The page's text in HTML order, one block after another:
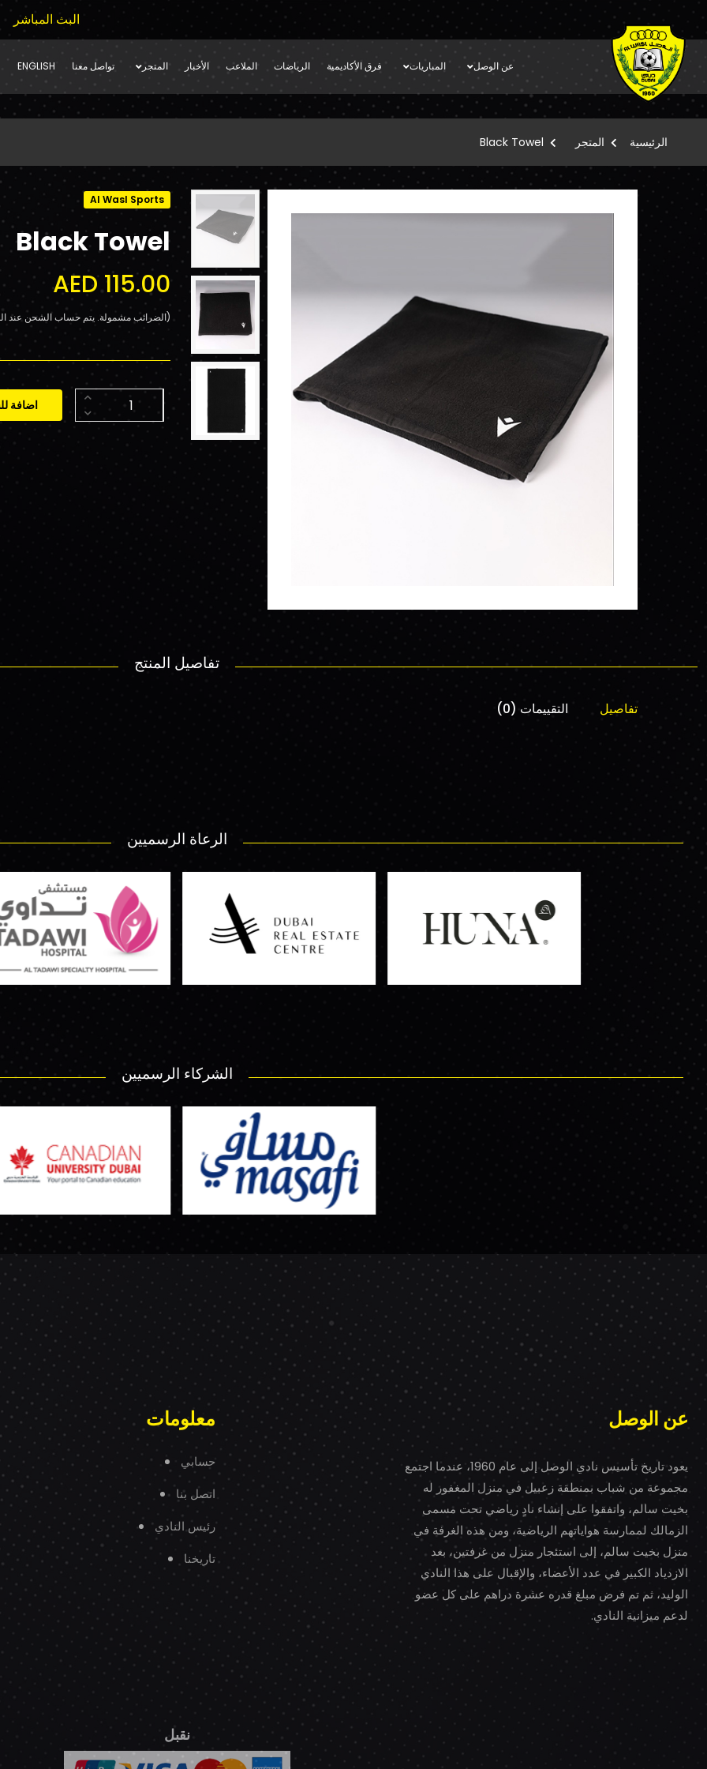
البث المباشر
عن الوصل المباريات فرق الأكاديمية الرياضات الملاعب الأخبار المتجر تواصل معنا ENGLISH
الرئيسية المتجر Black Towel
Al Wasl Sports
Black Towel
AED 115.00
(الضرائب مشمولة. يتم حساب الشحن عند
اضافة
تفاصيل المنتج
تفاصيل التقييمات (0)
الرعاة الرسميين
الشركاء الرسميين
عن الوصل
يعود تاريخ تأسيس نادي الوصل إلى عام 1960، عندما اجتمع
مجموعة من شباب بمنطقة زعبيل في منزل المغفور له
بخيت سالم، واتفقوا على إنشاء نادٍ رياضي تحت مسمى
الزمالك لممارسة هواياتهم الرياضية، ومن هذه الغرفة في
منزل بخيت سالم، إلى استئجار منزل من غرفتين، بعد
الازدياد الكبير في عدد الأعضاء، والإقبال على هذا النادي
الوليد، ثم تم فرض مبلغ قدره عشرة دراهم على كل عضو
لدعم ميزانية النادي.
معلومات
حسابي
اتصل بنا
رئيس النادي
تاريخنا
نقبل